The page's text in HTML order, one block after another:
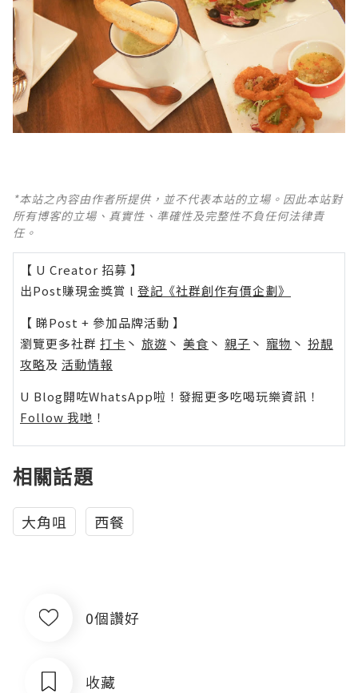
*本站之內容由作者所提供，並不代表本站的立場。因此本站對
所有博客的立場、真實性、準確性及完整性不負任何法律責
任。
【 U Creator 招募 】
出Post賺現金獎賞 l 登記《社群創作有價企劃》
【 睇Post + 參加品牌活動 】
瀏覽更多社群 打卡 丶 旅遊 丶 美食 丶 親子 丶 寵物 丶 扮靚
攻略及 活動情報
U Blog開咗WhatsApp啦！發掘更多吃喝玩樂資訊！
Follow 我哋 ！
相關話題
大角咀 西餐
0個讚好
收藏